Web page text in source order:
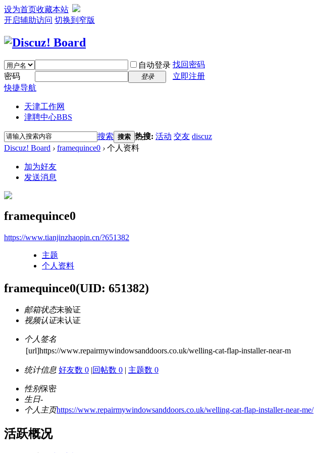
设为首页收藏本站
开启辅助访问 切换到窄版
自动登录 找回密码
密码
登录
立即注册
快捷导航
天津工作网
津聘中心BBS
搜索 搜索 热搜: 活动 交友 discuz
Discuz! Board › framequince0 › 个人资料
加为好友
发送消息
framequince0
https://www.tianjinzhaopin.cn/?651382
主题
个人资料
framequince0(UID: 651382)
邮箱状态未验证
视频认证未认证
个人签名
[url]https://www.repairmywindowsanddoors.co.uk/welling-cat-flap-installer-near-m
统计信息 好友数 0 |回帖数 0 | 主题数 0
性别保密
生日-
个人主页https://www.repairmywindowsanddoors.co.uk/welling-cat-flap-installer-near-me/
活跃概况